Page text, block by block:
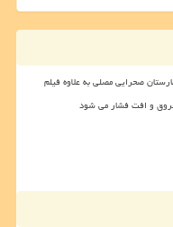
و افت فشار می شود